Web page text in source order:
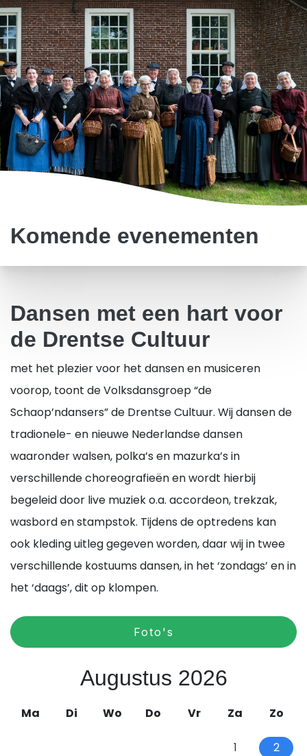
Komende evenementen
Augustus 2026
Ma Di Wo Do Vr Za Zo
1 2
Dansen met een hart voor
de Drentse Cultuur
met het plezier voor het dansen en musiceren
voorop, toont de Volksdansgroep “de
Schaop’ndansers” de Drentse Cultuur. Wij dansen de
tradionele- en nieuwe Nederlandse dansen
waaronder walsen, polka’s en mazurka’s in
verschillende choreografieën en wordt hierbij
begeleid door live muziek o.a. accordeon, trekzak,
wasbord en stampstok. Tijdens de optredens kan
ook kleding uitleg gegeven worden, daar wij in twee
verschillende kostuums dansen, in het ‘zondags’ en in
het ‘daags’, dit op klompen.
Foto's